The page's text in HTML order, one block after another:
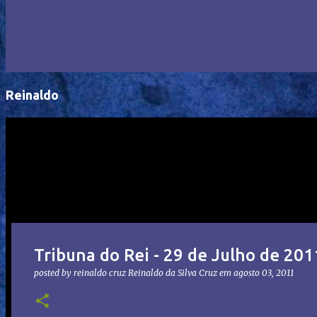
Reinaldo
Tribuna do Rei - 29 de Julho de
posted by reinaldo cruz Reinaldo da Silva Cruz em agosto 03, 2011